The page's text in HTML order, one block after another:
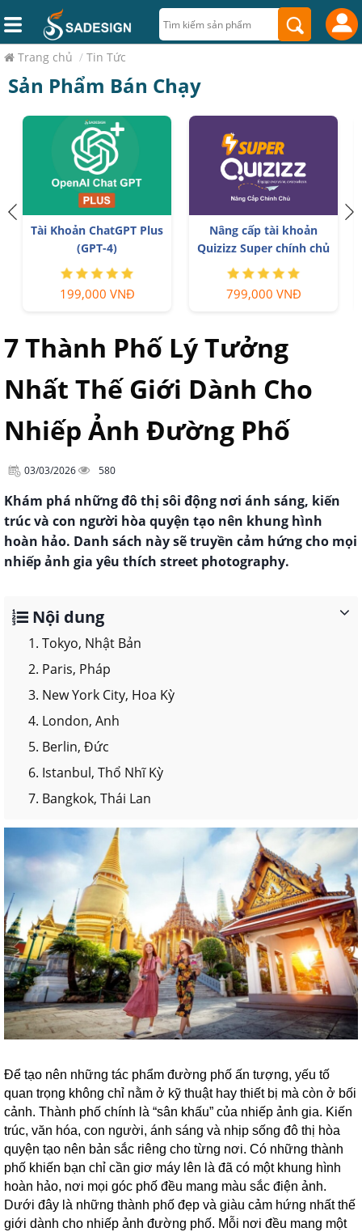
Trang chủ / Tin Tức
Sản Phẩm Bán Chạy
Tài Khoản ChatGPT Plus
(GPT-4)
199,000 VNĐ
Nâng cấp tài khoản
Quizizz Super chính chủ
799,000 VNĐ
7 Thành Phố Lý Tưởng
Nhất Thế Giới Dành Cho
Nhiếp Ảnh Đường Phố
03/03/2026 580
Khám phá những đô thị sôi động nơi ánh sáng, kiến
trúc và con người hòa quyện tạo nên khung hình
hoàn hảo. Danh sách này sẽ truyền cảm hứng cho mọi
nhiếp ảnh gia yêu thích street photography.
Nội dung
1. Tokyo, Nhật Bản
2. Paris, Pháp
3. New York City, Hoa Kỳ
4. London, Anh
5. Berlin, Đức
6. Istanbul, Thổ Nhĩ Kỳ
7. Bangkok, Thái Lan
Để tạo nên những tác phẩm đường phố ấn tượng, yếu tố
quan trọng không chỉ nằm ở kỹ thuật hay thiết bị mà còn ở bối
cảnh. Thành phố chính là “sân khấu” của nhiếp ảnh gia. Kiến
trúc, văn hóa, con người, ánh sáng và nhịp sống đô thị hòa
quyện tạo nên bản sắc riêng cho từng nơi. Có những thành
phố khiến bạn chỉ cần giơ máy lên là đã có một khung hình
hoàn hảo, nơi mọi góc phố đều mang màu sắc điện ảnh.
Dưới đây là những thành phố đẹp và giàu cảm hứng nhất thế
giới dành cho nhiếp ảnh đường phố. Mỗi nơi đều mang một